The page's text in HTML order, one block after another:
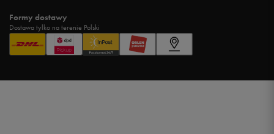
Formy dostawy
Dostawa tylko na terenie Polski